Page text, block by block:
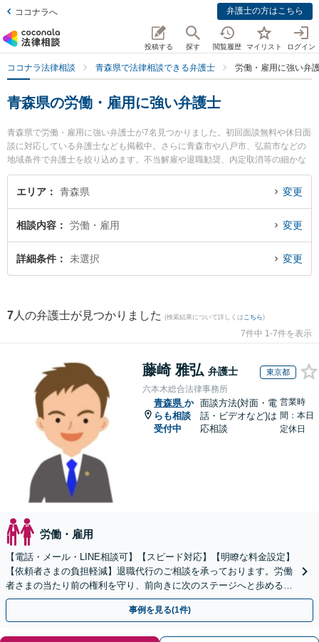
ココナラへ 弁護士の方はこちら
投稿する 探す 閲覧履歴 マイリスト ログイン
ココナラ法律相談 青森県で法律相談できる弁護士 労働・雇用に強い弁
青森県の労働・雇用に強い弁護士
青森県で労働・雇用に強い弁護士が7名見つかりました。初回面談無料や休日面
談に対応している弁護士なども掲載中。さらに青森市や八戸市、弘前市などの
地域条件で弁護士を絞り込めます。不当解雇や退職勧奨、内定取消等の細かな
分野での絞り込み検索もでき便利です。特に雪のまち法律事務所の三上 大介弁
護士や安藤法律事務所の安藤 祥吾弁護士、澤村こうじ法律事務所の澤村 康治弁
い』『労働・雇用のトラブル解決の実績豊富な近くの弁護士を検索したい』
『初回相談無料で労働・雇用を法律相談できる青森県内の弁護士に相談予約し
たい』などでお困りの相談者さんにおすすめです。
エリア 青森県 変更
相談内容 労働・雇用 変更
詳細条件 未選択 変更
7 人の弁護士が見つかりました (検索結果について詳しくは こちら)
7件中 1-7件を表示
藤崎 雅弘 弁護士 東京都
六本木総合法律事務所
青森県 か
らも相談
受付中
面談方法(対面・電
話・ビデオなど)は
応相談
営業時
間：本日
定休日
労働・雇用
【電話・メール・LINE相談可】【スピード対応】【明瞭な料金設定】
【依頼者さまの負担軽減】退職代行のご相談を承っております。労働
者さまの当たり前の権利を守り、前向きに次のステージへと歩めるよ
う全力でサポートいたします。
事例を見る(1件)